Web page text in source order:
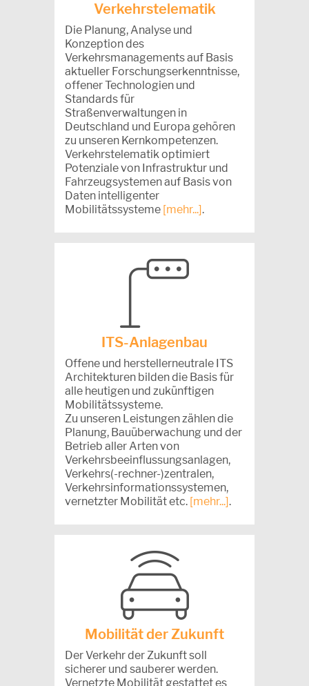
Verkehrstelematik
Die Planung, Analyse und
Konzeption des
Verkehrsmanagements auf Basis
aktueller Forschungserkenntnisse,
offener Technologien und
Standards für
Straßenverwaltungen in
Deutschland und Europa gehören
zu unseren Kernkompetenzen.
Verkehrstelematik optimiert
Potenziale von Infrastruktur und
Fahrzeugsystemen auf Basis von
Daten intelligenter
Mobilitätssysteme [mehr...].
ITS-Anlagenbau
Offene und herstellerneutrale ITS
Architekturen bilden die Basis für
alle heutigen und zukünftigen
Mobilitätssysteme.
Zu unseren Leistungen zählen die
Planung, Bauüberwachung und der
Betrieb aller Arten von
Verkehrsbeeinflussungsanlagen,
Verkehrs(-rechner-)zentralen,
Verkehrsinformationssystemen,
vernetzter Mobilität etc. [mehr...].
Mobilität der Zukunft
Der Verkehr der Zukunft soll
sicherer und sauberer werden.
Vernetzte Mobilität gestattet es